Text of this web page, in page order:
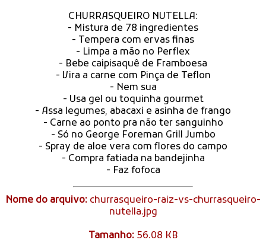
CHURRASQUEIRO NUTELLA:
- Mistura de 78 ingredientes
- Tempera com ervas finas
- Limpa a mão no Perflex
- Bebe caipisaquê de Framboesa
- Vira a carne com Pinça de Teflon
- Nem sua
- Usa gel ou toquinha gourmet
- Assa legumes, abacaxi e asinha de frango
- Carne ao ponto pra não ter sanguinho
- Só no George Foreman Grill Jumbo
- Spray de aloe vera com flores do campo
- Compra fatiada na bandejinha
- Faz fofoca
Nome do arquivo: churrasqueiro-raiz-vs-churrasqueiro-
nutella.jpg
Tamanho:56.08 KB